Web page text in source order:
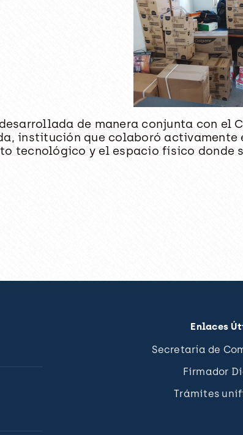
de manera conjunta con el
institución que colaboró
tecnológico y el espacio físico donde
Enlaces
Secretaría de
Firmador
Trámites